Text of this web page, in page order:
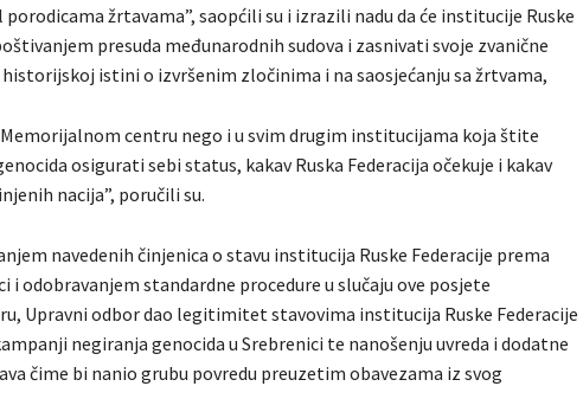
žrtavama”, saopćili su i izrazili nadu da će institucije Ruske
presuda međunarodnih sudova i zasnivati svoje zvanične
istini o izvršenim zločinima i na saosjećanju sa žrtvama,
Memorijalnom centru nego i u svim drugim institucijama koja štite
osigurati sebi status, kakav Ruska Federacija očekuje i kakav
nacija”, poručili su.
navedenih činjenica o stavu institucija Ruske Federacije prema
i odobravanjem standardne procedure u slučaju ove posjete
Upravni odbor dao legitimitet stavovima institucija Ruske Federacije
negiranja genocida u Srebrenici te nanošenju uvreda i dodatne
čime bi nanio grubu povredu preuzetim obavezama iz svog